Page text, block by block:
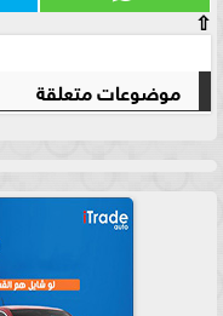
⇧
موضوعات متعلقة